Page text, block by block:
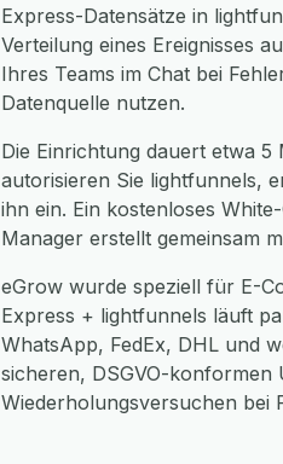
Express-Datensätze in
Verteilung eines Ereignisses
Ihres Teams im Chat bei
Datenquelle nutzen.
Die Einrichtung dauert etwa 5
autorisieren Sie lightfunnels,
ihn ein. Ein kostenloses
Manager erstellt gemeinsam
eGrow wurde speziell für E-
Express + lightfunnels läuft
WhatsApp, FedEx, DHL und
sicheren, DSGVO-
Wiederholungsversuchen bei